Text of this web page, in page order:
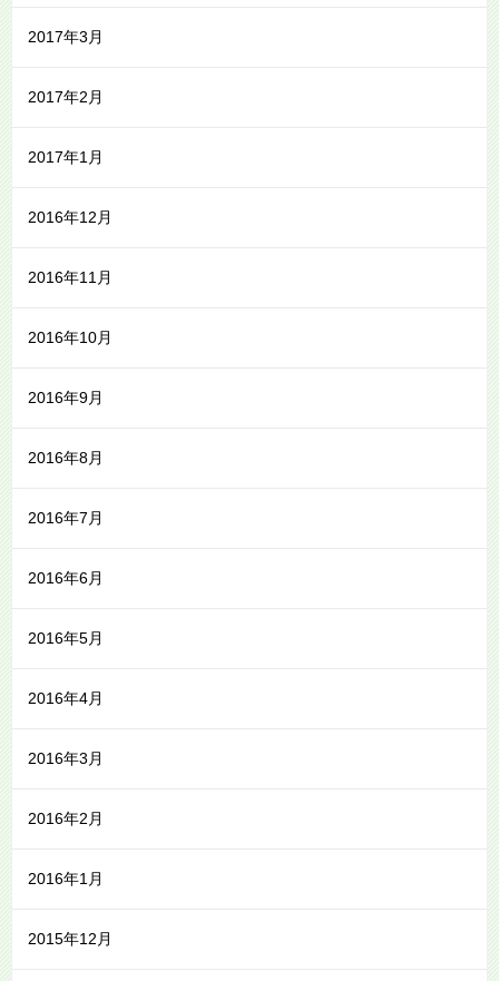
2017年3月
2017年2月
2017年1月
2016年12月
2016年11月
2016年10月
2016年9月
2016年8月
2016年7月
2016年6月
2016年5月
2016年4月
2016年3月
2016年2月
2016年1月
2015年12月